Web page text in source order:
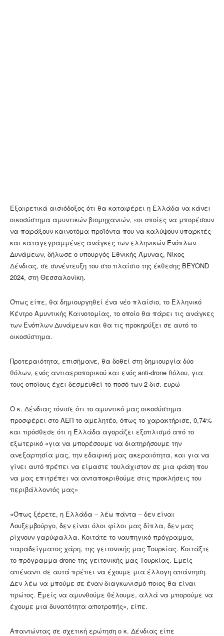
Εξαιρετικά αισιόδοξος ότι θα καταφέρει η Ελλάδα να κάνει
οικοσύστημα αμυντικών βιομηχανιών, «οι οποίες να μπορέσουν
να παράξουν καινοτόμα προϊόντα που να καλύψουν υπαρκτές
και καταγεγραμμένες ανάγκες των ελληνικών Ενόπλων
Δυνάμεων, δήλωσε ο υπουργός Εθνικής Άμυνας, Νίκος
Δένδιας, σε συνέντευξη του στο πλαίσιο της έκθεσης BEYOND
2024, στη Θεσσαλονίκη.
Όπως είπε, θα δημιουργηθεί ένα νέο πλαίσιο, το Ελληνικό
Κέντρο Αμυντικής Καινοτομίας, το οποίο θα πάρει τις ανάγκες
των Ενόπλων Δυνάμεων και θα τις προκηρύξει σε αυτό το
οικοσύστημα.
Προτεραιότητα, επισήμανε, θα δοθεί στη δημιουργία δύο
θόλων, ενός αντιαεροπορικού και ενός anti-drone θόλου, για
τους οποίους έχει δεσμευθεί το ποσό των 2 δισ. ευρώ
Ο κ. Δένδιας τόνισε ότι το αμυντικό μας οικοσύστημα
προσφέρει στο ΑΕΠ το αμελητέο, όπως το χαρακτήρισε, 0,74%
και πρόσθεσε ότι η Ελλάδα αγοράζει εξοπλισμό από το
εξωτερικό «για να μπορέσουμε να διατηρήσουμε την
ανεξαρτησία μας, την εδαφική μας ακεραιότητα, και για να
γίνει αυτό πρέπει να είμαστε τουλάχιστον σε μια φάση που
να μας επιτρέπει να ανταποκριθούμε στις προκλήσεις του
περιβάλλοντός μας»
«Όπως ξέρετε, η Ελλάδα – λέω πάντα – δεν είναι
Λουξεμβούργο, δεν είναι όλοι φίλοι μας δίπλα, δεν μας
ρίχνουν γαρύφαλλα. Κοιτάτε το ναυπηγικό πρόγραμμα,
παραδείγματος χάρη, της γειτονικής μας Τουρκίας. Κοιτάξτε
το πρόγραμμα drone της γειτονικής μας Τουρκίας. Εμείς
απέναντι σε αυτά πρέπει να έχουμε μια έλλογη απάντηση.
Δεν λέω να μπούμε σε έναν διαγκωνισμό ποιος θα είναι
πρώτος. Εμείς να αμυνθούμε θέλουμε, αλλά να μπορούμε να
έχουμε μια δυνατότητα αποτροπής», είπε.
Απαντώντας σε σχετική ερώτηση ο κ. Δένδιας είπε